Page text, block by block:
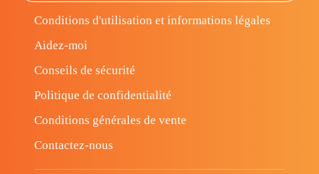
Conditions d'utilisation et informations légales
Aidez-moi
Conseils de sécurité
Politique de confidentialité
Conditions générales de vente
Contactez-nous